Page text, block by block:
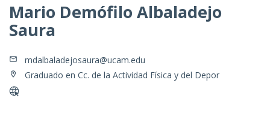
Mario Demófilo Albaladejo
Saura
mdalbaladejosaura@ucam.edu
Graduado en Cc. de la Actividad Física y del Depor